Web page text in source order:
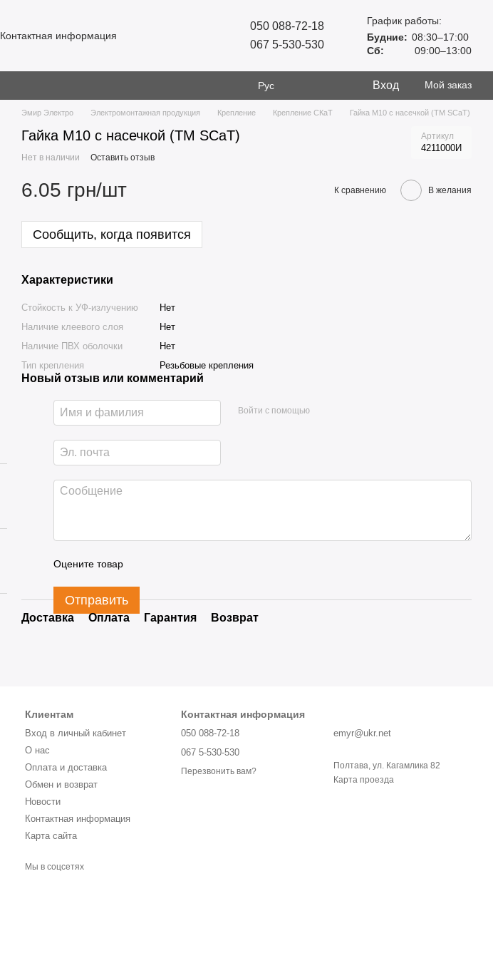
Контактная информация
050 088-72-18
067 5-530-530
График работы:
Будние: 08:30–17:00
Сб:
09:00–13:00
Рус Вход Мой заказ
Эмир Электро Электромонтажная продукция Крепление Крепление СКаТ Гайка М10 с насечкой (ТМ SCaT)
Гайка М10 с насечкой (ТМ SCaT) Артикул
4211000И
Нет в наличии Оставить отзыв
6.05 грн/шт К сравнению В желания
Сообщить, когда появится
Характеристики
Стойкость к УФ-излучению
Нет
Наличие клеевого слоя
Нет
Наличие ПВХ оболочки
Нет
Тип крепления
Резьбовые крепления
Новый отзыв или комментарий
Войти с помощью
Оцените товар
Отправить
Доставка Оплата Гарантия Возврат
Клиентам
Вход в личный кабинет
О нас
Оплата и доставка
Обмен и возврат
Новости
Контактная информация
Карта сайта
Мы в соцсетях
Контактная информация
050 088-72-18
067 5-530-530
Перезвонить вам?
emyr@ukr.net
Полтава, ул. Кагамлика 82
Карта проезда